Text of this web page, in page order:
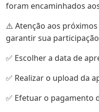
foram encaminhados
⚠️ Atenção aos
garantir sua
✅ Escolher a data de
✅ Realizar o upload da
✅ Efetuar o pagamento